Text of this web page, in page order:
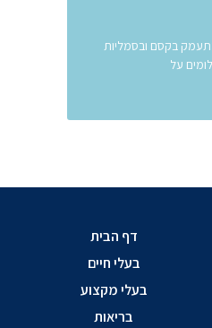
בקסם ובסמליות
על
דף הבית
בעלי חיים
בעלי מקצוע
בריאות